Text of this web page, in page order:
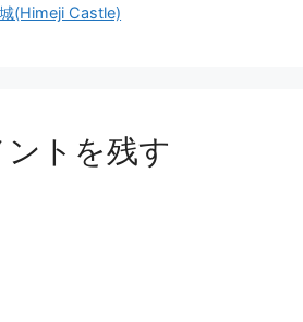
(Himeji Castle)
ントを残す